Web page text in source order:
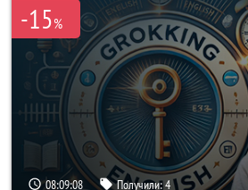
-15%
08:09:06 Получили:4